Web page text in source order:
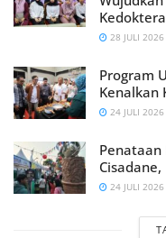
28 JULI 2026
Program
Kenalkan
24 JULI 2026
Penataan
Cisadane,
24 JULI 2026